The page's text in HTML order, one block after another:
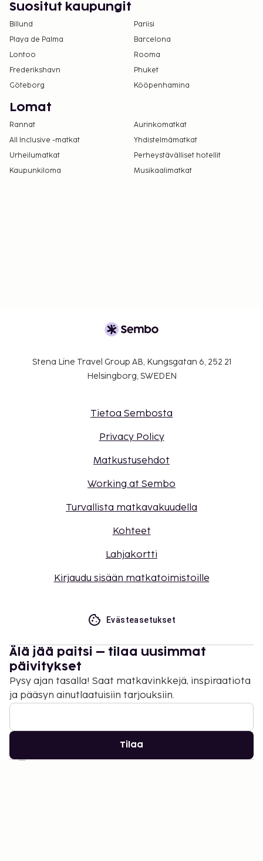
Suositut kaupungit
Billund
Pariisi
Playa de Palma
Barcelona
Lontoo
Rooma
Frederikshavn
Phuket
Göteborg
Kööpenhamina
Lomat
Rannat
Aurinkomatkat
All Inclusive -matkat
Yhdistelmämatkat
Urheilumatkat
Perheystävälliset hotellit
Kaupunkiloma
Musikaalimatkat
Stena Line Travel Group AB, Kungsgatan 6, 252 21
Helsingborg, SWEDEN
Tietoa Sembosta
Privacy Policy
Matkustusehdot
Working at Sembo
Turvallista matkavakuudella
Kohteet
Lahjakortti
Kirjaudu sisään matkatoimistoille
Evästeasetukset
Älä jää paitsi – tilaa uusimmat
päivitykset
Pysy ajan tasalla! Saat matkavinkkejä, inspiraatiota
ja pääsyn ainutlaatuisiin tarjouksiin.
Tilaa